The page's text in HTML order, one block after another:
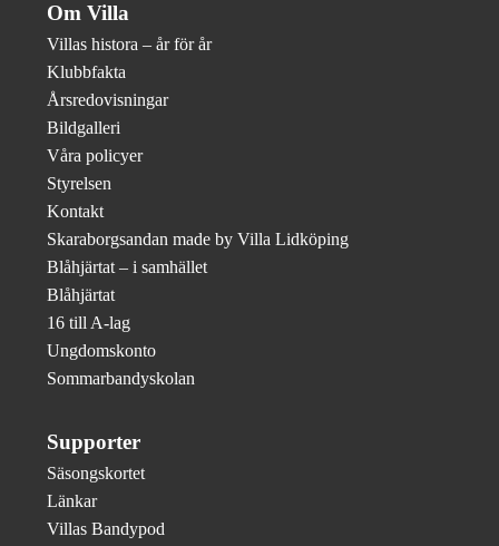
Om Villa
Villas histora – år för år
Klubbfakta
Årsredovisningar
Bildgalleri
Våra policyer
Styrelsen
Kontakt
Skaraborgsandan made by Villa Lidköping
Blåhjärtat – i samhället
Blåhjärtat
16 till A-lag
Ungdomskonto
Sommarbandyskolan
Supporter
Säsongskortet
Länkar
Villas Bandypod